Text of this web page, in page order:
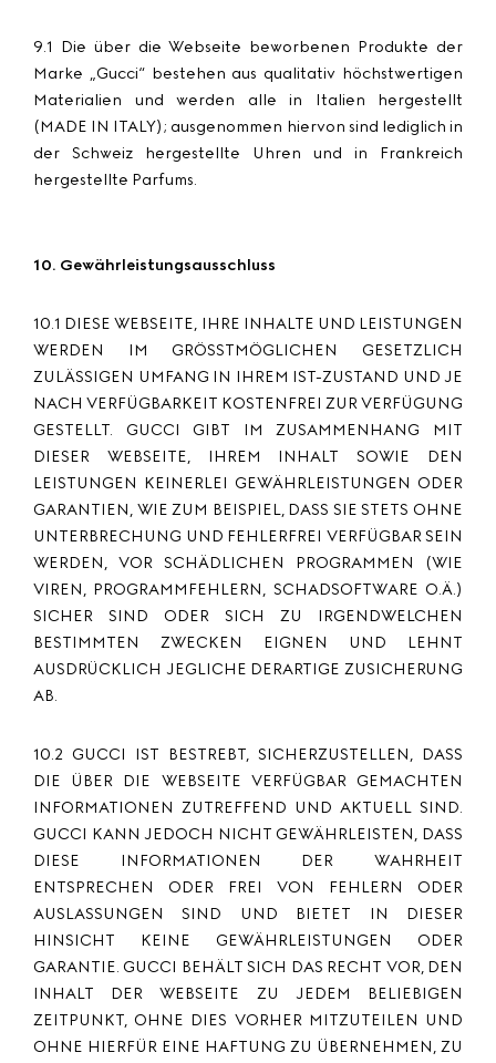
9.1 Die über die Webseite beworbenen Produkte der
Marke „Gucci“ bestehen aus qualitativ höchstwertigen
Materialien und werden alle in Italien hergestellt
(MADE IN ITALY); ausgenommen hiervon sind lediglich in
der Schweiz hergestellte Uhren und in Frankreich
hergestellte Parfums.
10. Gewährleistungsausschluss
10.1 DIESE WEBSEITE, IHRE INHALTE UND LEISTUNGEN
WERDEN IM GRÖSSTMÖGLICHEN GESETZLICH
ZULÄSSIGEN UMFANG IN IHREM IST-ZUSTAND UND JE
NACH VERFÜGBARKEIT KOSTENFREI ZUR VERFÜGUNG
GESTELLT. GUCCI GIBT IM ZUSAMMENHANG MIT
DIESER WEBSEITE, IHREM INHALT SOWIE DEN
LEISTUNGEN KEINERLEI GEWÄHRLEISTUNGEN ODER
GARANTIEN, WIE ZUM BEISPIEL, DASS SIE STETS OHNE
UNTERBRECHUNG UND FEHLERFREI VERFÜGBAR SEIN
WERDEN, VOR SCHÄDLICHEN PROGRAMMEN (WIE
VIREN, PROGRAMMFEHLERN, SCHADSOFTWARE O.Ä.)
SICHER SIND ODER SICH ZU IRGENDWELCHEN
BESTIMMTEN ZWECKEN EIGNEN UND LEHNT
AUSDRÜCKLICH JEGLICHE DERARTIGE ZUSICHERUNG
AB.
10.2 GUCCI IST BESTREBT, SICHERZUSTELLEN, DASS
DIE ÜBER DIE WEBSEITE VERFÜGBAR GEMACHTEN
INFORMATIONEN ZUTREFFEND UND AKTUELL SIND.
GUCCI KANN JEDOCH NICHT GEWÄHRLEISTEN, DASS
DIESE INFORMATIONEN DER WAHRHEIT
ENTSPRECHEN ODER FREI VON FEHLERN ODER
AUSLASSUNGEN SIND UND BIETET IN DIESER
HINSICHT KEINE GEWÄHRLEISTUNGEN ODER
GARANTIE. GUCCI BEHÄLT SICH DAS RECHT VOR, DEN
INHALT DER WEBSEITE ZU JEDEM BELIEBIGEN
ZEITPUNKT, OHNE DIES VORHER MITZUTEILEN UND
OHNE HIERFÜR EINE HAFTUNG ZU ÜBERNEHMEN, ZU